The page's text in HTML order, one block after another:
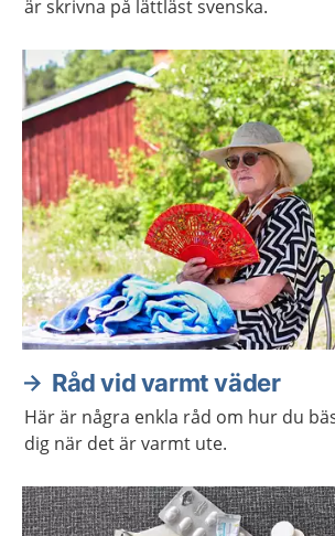
är skrivna på lättläst svenska.
Råd vid varmt väder
Här är några enkla råd om hur du
dig när det är varmt ute.